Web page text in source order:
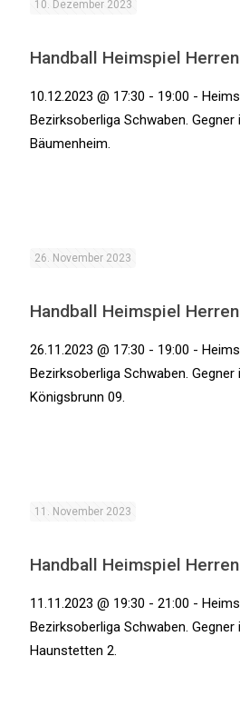
10. Dezember 2023
Handball Heimspiel
10.12.2023 @ 17:30 - 19:00 -
Bezirksoberliga Schwaben. Gegner
Bäumenheim.
26. November 2023
Handball Heimspiel
26.11.2023 @ 17:30 - 19:00 -
Bezirksoberliga Schwaben. Gegner
Königsbrunn 09.
11. November 2023
Handball Heimspiel
11.11.2023 @ 19:30 - 21:00 -
Bezirksoberliga Schwaben. Gegner
Haunstetten 2.